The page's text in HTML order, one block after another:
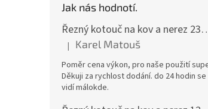
Jak nás hodnotí.
Řezný kotouč na kov a
Hodnocení produktu je 5 z 5 hvězdiček.
| Karel Matouš
Poměr cena výkon, pro naše použití
Děkuji za rychlost dodání. do 24 hodin se
vidí málokde.